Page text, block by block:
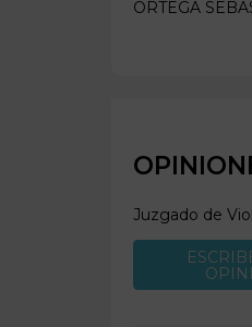
ORTEGA
Juzgado de